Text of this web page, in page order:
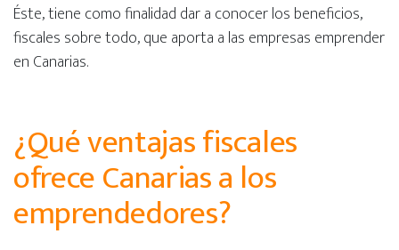
Éste, tiene como finalidad dar a conocer los beneficios,
fiscales sobre todo, que aporta a las empresas emprender
en Canarias.
¿Qué ventajas fiscales
ofrece Canarias a los
emprendedores?